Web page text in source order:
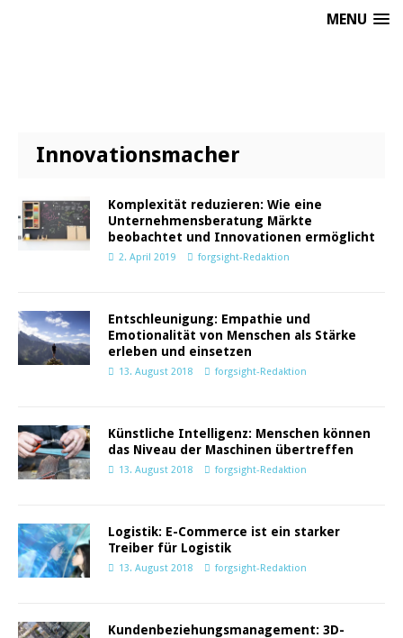
MENU
Innovationsmacher
Komplexität reduzieren: Wie eine
Unternehmensberatung Märkte
beobachtet und Innovationen ermöglicht
2. April 2019 forgsight-Redaktion
Entschleunigung: Empathie und
Emotionalität von Menschen als Stärke
erleben und einsetzen
13. August 2018 forgsight-Redaktion
Künstliche Intelligenz: Menschen können
das Niveau der Maschinen übertreffen
13. August 2018 forgsight-Redaktion
Logistik: E-Commerce ist ein starker
Treiber für Logistik
13. August 2018 forgsight-Redaktion
Kundenbeziehungsmanagement: 3D-